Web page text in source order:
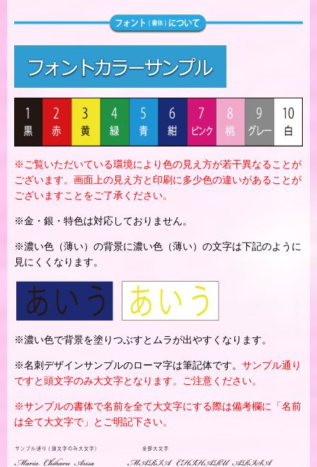
※ご覧いただいている環境により色の見え方が若干異なることが
ございます。画面上の見え方と印刷に多少色の違いがあることが
ございますことをご了承ください。
※金・銀・特色は対応しておりません。
※濃い色（薄い）の背景に濃い色（薄い）の文字は下記のように
見にくくなります。
※濃い色で背景を塗りつぶすとムラが出やすくなります。
※名刺デザインサンプルのローマ字は筆記体です。 サンプル通り
ですと頭文字のみ大文字となります。ご注意ください。
※サンプルの書体で名前を全て大文字にする際は備考欄に「名前
は全て大文字で」とご明記下さい。